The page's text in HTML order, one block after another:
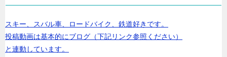
スキー、スバル車、ロードバイク、鉄道好きです。
投稿動画は基本的にブログ（下記リンク参照ください）
と連動しています。